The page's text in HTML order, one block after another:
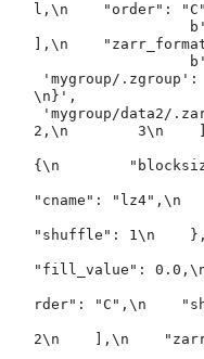
l,\n    "order":
],\n
\n}',
2,\n        3\n
{\n
"cname": "lz4",\n
"shuffle": 1\n
"fill_value":
rder": "C",\n
2\n    ],\n